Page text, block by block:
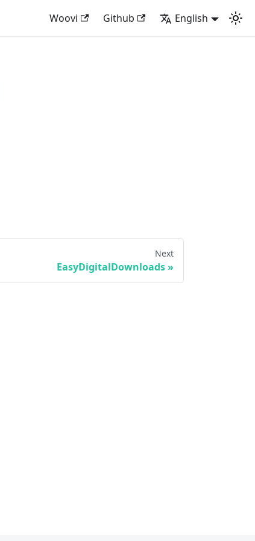
Woovi Github English
Next
EasyDigitalDownloads